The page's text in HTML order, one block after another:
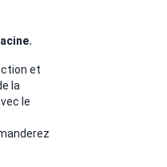
et
la
le